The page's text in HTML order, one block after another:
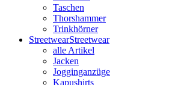
Taschen
Thorshammer
Trinkhörner
StreetwearStreetwear
alle Artikel
Jacken
Jogginganzüge
Kapushirts